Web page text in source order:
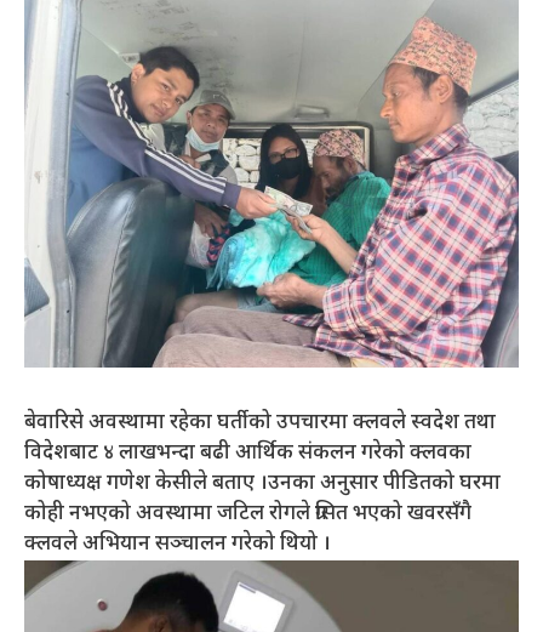
बेवारिसे अवस्थामा रहेका घर्तीको उपचारमा क्लवले स्वदेश तथा
विदेशबाट ४ लाखभन्दा बढी आर्थिक संकलन गरेको क्लवका
कोषाध्यक्ष गणेश केसीले बताए ।उनका अनुसार पीडितको घरमा
कोही नभएको अवस्थामा जटिल रोगले ग्रसित भएको खवरसँगै
क्लवले अभियान सञ्चालन गरेको थियो ।